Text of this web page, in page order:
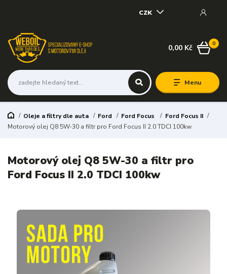
Menu
CZK
0
0,00 Kč
Oleje a filtry dle auta Ford Ford Focus
Ford Focus II
Motorový olej Q8 5W-30 a filtr pro Ford Focus II 2.0 TDCI 100kw
Motorový olej Q8 5W-30 a filtr pro
Ford Focus II 2.0 TDCI 100kw